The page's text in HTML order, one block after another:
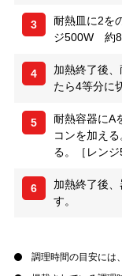
3
耐熱皿に2を
ジ500W 約8
4
加熱終了後
たら4等分に
5
耐熱容器にA
コンを加え
る。［レン
6
加熱終了後
す。
調理時間の目安には